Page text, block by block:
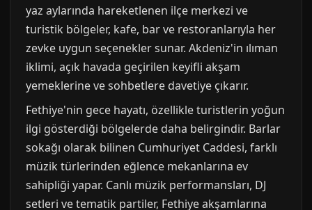
yaz aylarında hareketlenen ilçe merkezi ve
turistik bölgeler, kafe, bar ve restoranlarıyla her
zevke uygun seçenekler sunar. Akdeniz'in ılıman
iklimi, açık havada geçirilen keyifli akşam
yemeklerine ve sohbetlere davetiye çıkarır.
Fethiye'nin gece hayatı, özellikle turistlerin yoğun
ilgi gösterdiği bölgelerde daha belirgindir. Barlar
sokağı olarak bilinen Cumhuriyet Caddesi, farklı
müzik türlerinden eğlence mekanlarına ev
sahipliği yapar. Canlı müzik performansları, DJ
setleri ve tematik partiler, Fethiye akşamlarına